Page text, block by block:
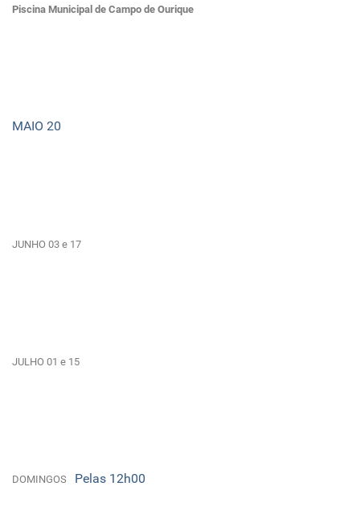
Piscina Municipal de Campo de Ourique
MAIO 20
JUNHO 03 e 17
JULHO 01 e 15
DOMINGOS Pelas 12h00